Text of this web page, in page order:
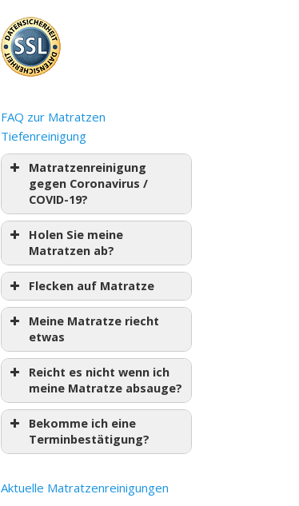
FAQ zur Matratzen
Tiefenreinigung
Matratzenreinigung
gegen Coronavirus /
COVID-19?
Holen Sie meine
Matratzen ab?
Flecken auf Matratze
Meine Matratze riecht
etwas
Reicht es nicht wenn ich
meine Matratze absauge?
Bekomme ich eine
Terminbestätigung?
Aktuelle Matratzenreinigungen